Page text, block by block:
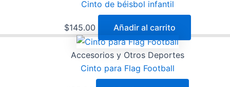
Cinto de béisbol infantil
$145.00 Añadir al carrito
Accesorios y Otros Deportes
Cinto para Flag Football